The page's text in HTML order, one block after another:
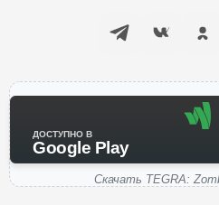
ДОСТУПНО В
Google Play
Скачать TEGRA: